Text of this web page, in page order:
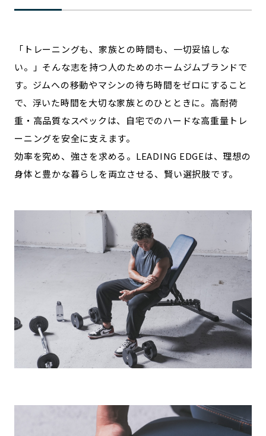
「トレーニングも、家族との時間も、一切妥協しな
い。」そんな志を持つ人のためのホームジムブランドで
す。ジムへの移動やマシンの待ち時間をゼロにすること
で、浮いた時間を大切な家族とのひとときに。高耐荷
重・高品質なスペックは、自宅でのハードな高重量トレ
ーニングを安全に支えます。
効率を究め、強さを求める。LEADING EDGEは、理想の
身体と豊かな暮らしを両立させる、賢い選択肢です。